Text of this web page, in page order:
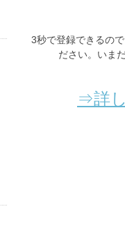
3秒で登録できるの
ださい。いま
⇒詳